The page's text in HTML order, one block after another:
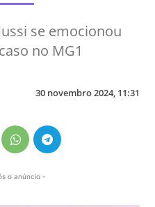
se emocionou
no MG1
30 novembro 2024, 11:31
o anúncio -